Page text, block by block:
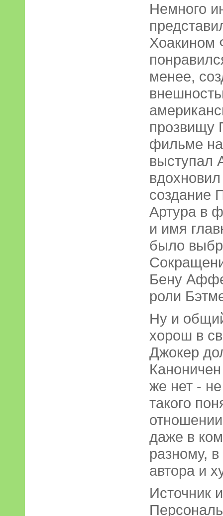
Немного
Хоакином
менее,
прозвищу
фильме
выступал
создание
Артура в
и имя
было
Бену
роли
Ну и
хорош в
Джокер
же нет -
такого
даже в
разному,
автора и
Источник